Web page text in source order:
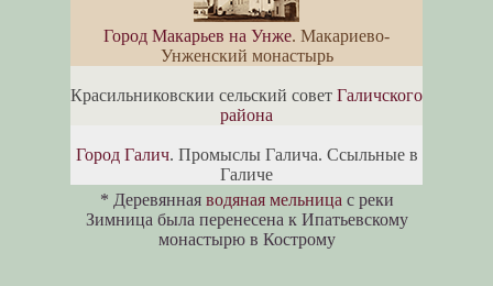
Город Макарьев на Унже. Макариево-
Унженский монастырь
Красильниковскии сельский совет Галичского
района
Город Галич. Промыслы Галича. Ссыльные в
Галиче
* Деревянная водяная мельница с реки
Зимница была перенесена к Ипатьевскому
монастырю в Кострому